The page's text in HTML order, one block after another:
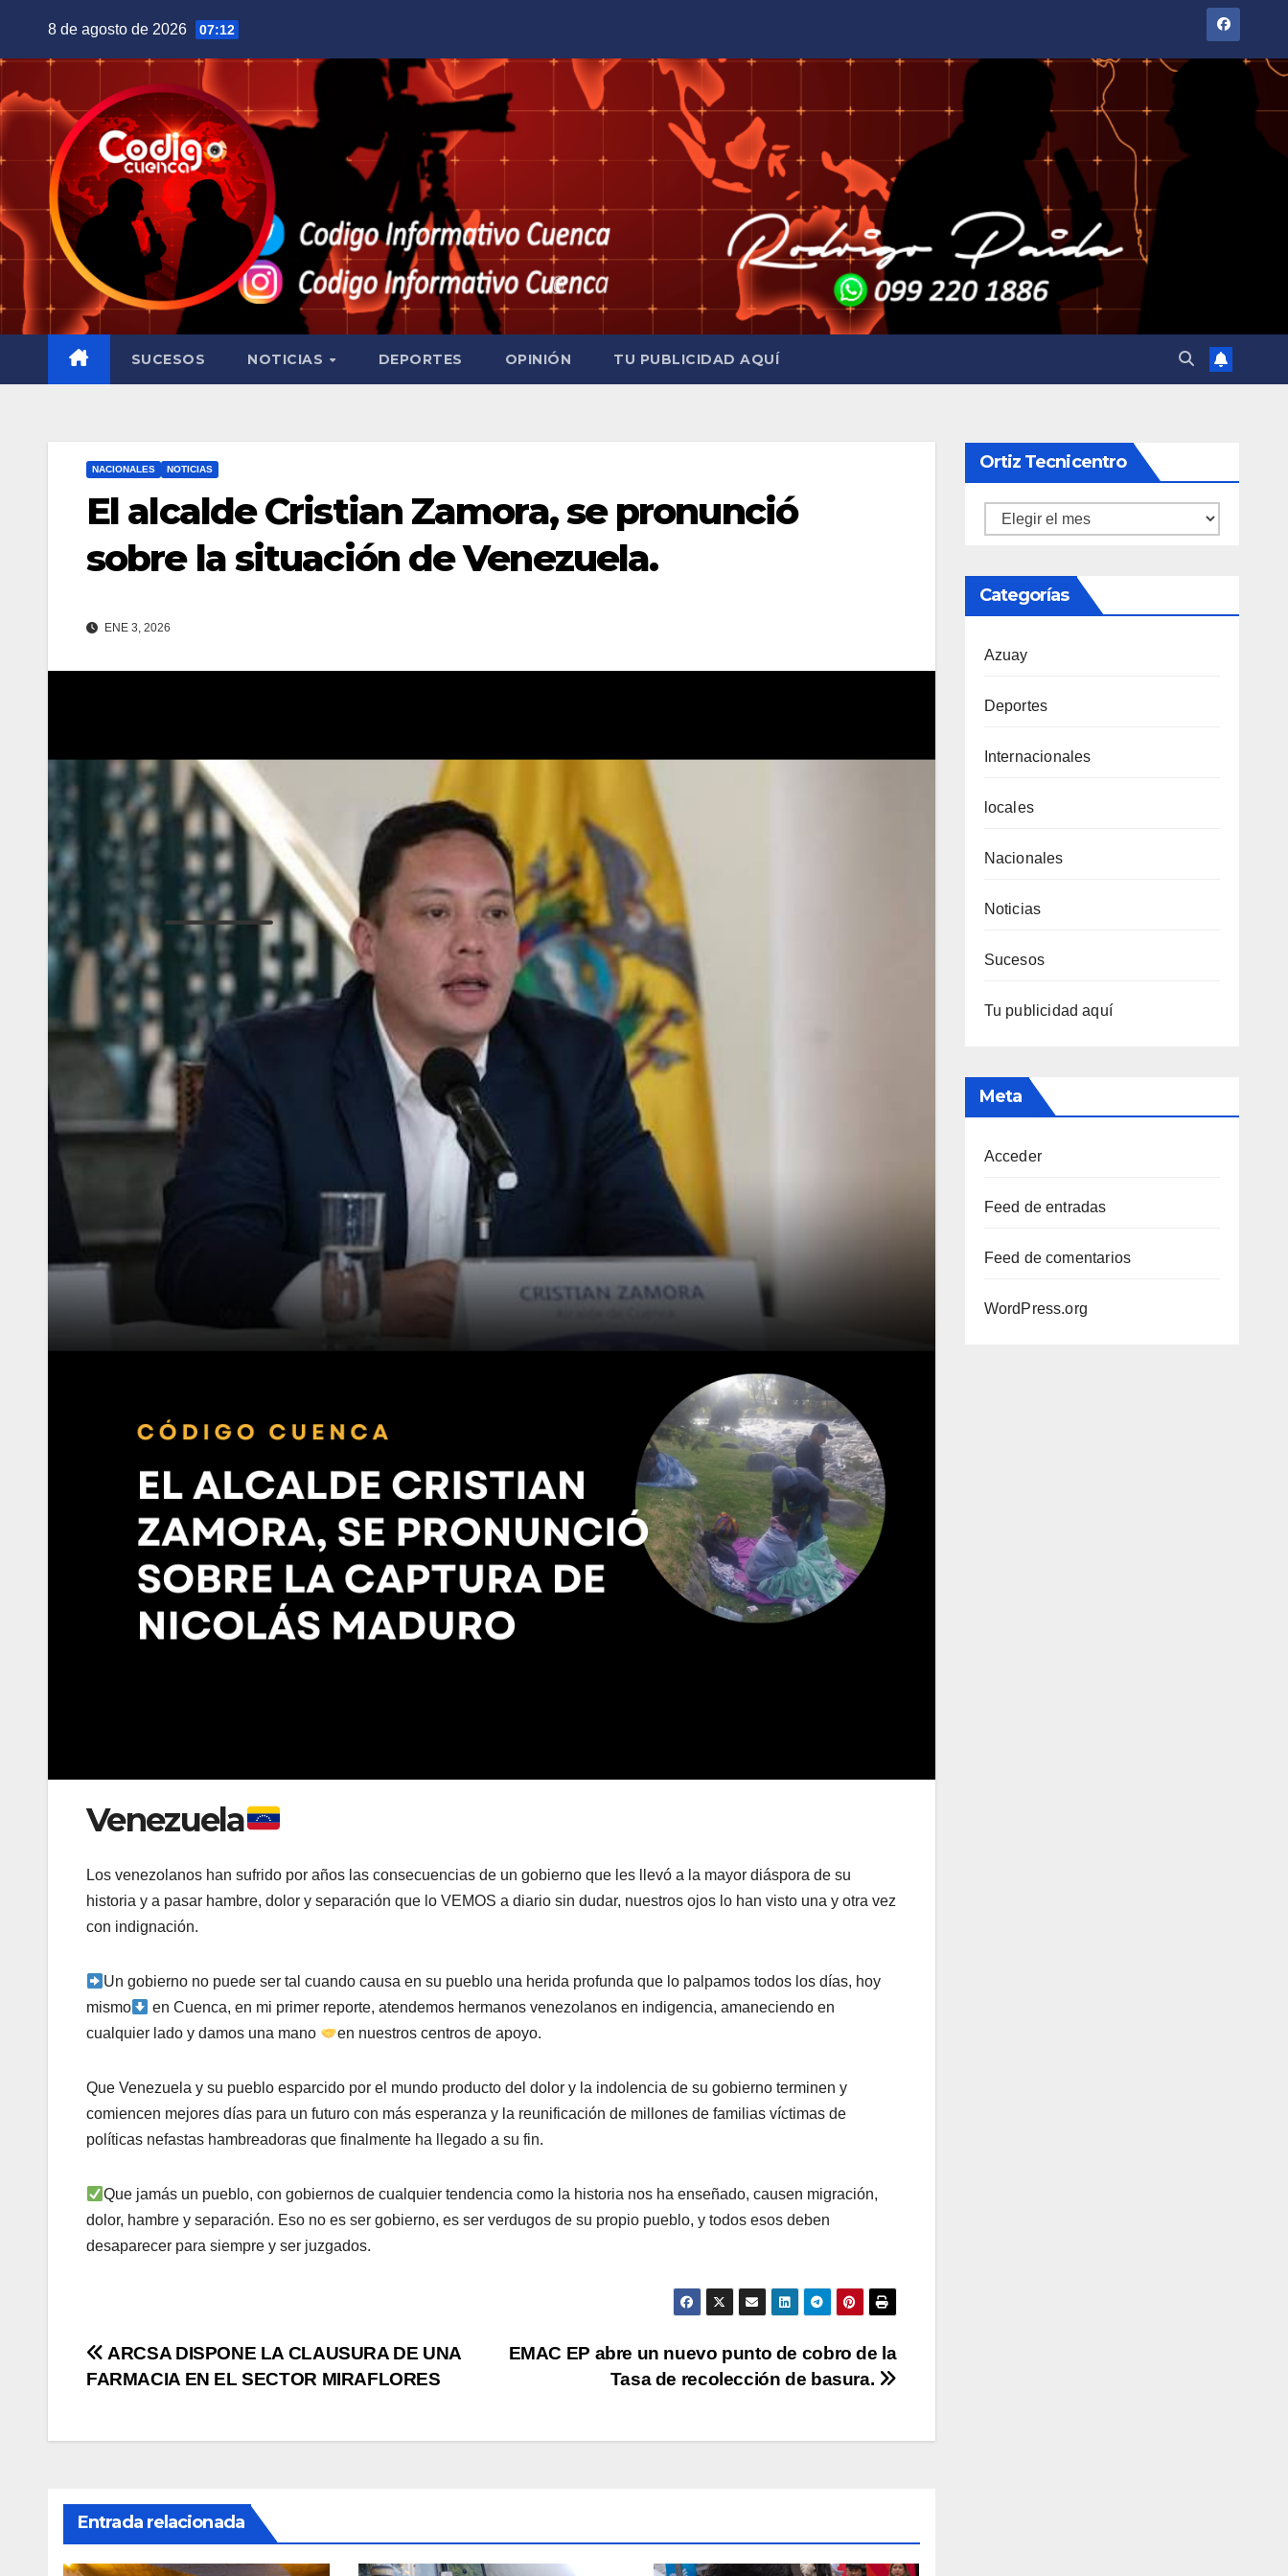
contenido
8 de agosto de 2026 07:12
SUCESOS NOTICIAS DEPORTES OPINIÓN TU PUBLICIDAD AQUÍ
NACIONALES NOTICIAS
El alcalde Cristian Zamora, se pronunció
sobre la situación de Venezuela.
ENE 3, 2026
Venezuela
Los venezolanos han sufrido por años las consecuencias de un gobierno que les llevó a la mayor diáspora de su
historia y a pasar hambre, dolor y separación que lo VEMOS a diario sin dudar, nuestros ojos lo han visto una y otra vez
con indignación.
Un gobierno no puede ser tal cuando causa en su pueblo una herida profunda que lo palpamos todos los días, hoy
mismo
en Cuenca, en mi primer reporte, atendemos hermanos venezolanos en indigencia, amaneciendo en
cualquier lado y damos una mano
en nuestros centros de apoyo.
Que Venezuela y su pueblo esparcido por el mundo producto del dolor y la indolencia de su gobierno terminen y
comiencen mejores días para un futuro con más esperanza y la reunificación de millones de familias víctimas de
políticas nefastas hambreadoras que finalmente ha llegado a su fin.
Que jamás un pueblo, con gobiernos de cualquier tendencia como la historia nos ha enseñado, causen migración,
dolor, hambre y separación. Eso no es ser gobierno, es ser verdugos de su propio pueblo, y todos esos deben
desaparecer para siempre y ser juzgados.
Navegación
entradas
EMAC EP abre un nuevo punto de cobro de la
Tasa de recolección de basura.
ARCSA DISPONE LA CLAUSURA DE UNA
FARMACIA EN EL SECTOR MIRAFLORES
Entrada relacionada
Ortiz Tecnicentro
Ortiz
Categorías
Azuay
Deportes
Internacionales
locales
Nacionales
Noticias
Sucesos
Tu publicidad aquí
Meta
Acceder
Feed de entradas
Feed de comentarios
WordPress.org